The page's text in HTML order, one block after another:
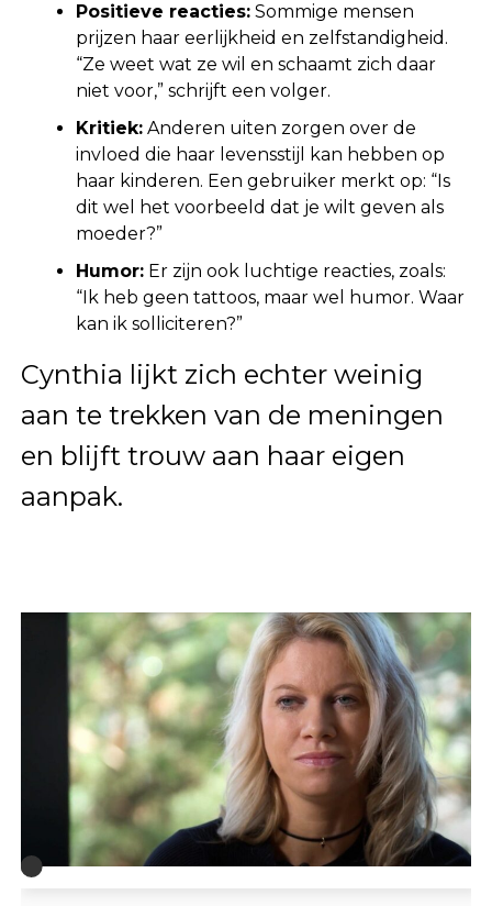
Positieve reacties:Sommige mensen
prijzen haar eerlijkheid en zelfstandigheid.
“Ze weet wat ze wil en schaamt zich daar
niet voor,” schrijft een volger.
Kritiek:Anderen uiten zorgen over de
invloed die haar levensstijl kan hebben op
haar kinderen. Een gebruiker merkt op: “Is
dit wel het voorbeeld dat je wilt geven als
moeder?”
Humor:Er zijn ook luchtige reacties, zoals:
“Ik heb geen tattoos, maar wel humor. Waar
kan ik solliciteren?”
Cynthia lijkt zich echter weinig
aan te trekken van de meningen
en blijft trouw aan haar eigen
aanpak.